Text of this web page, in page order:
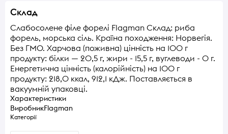
Склад
Слабосолене філе форелі Flagman Склад: риба
форель, морська сіль. Країна походження: Норвегія.
Без ГМО. Харчова (поживна) цінність на 100 г
продукту: білки — 20,5 г, жири - 15,5 г, вуглеводи - 0 г.
Енергетична цінність (калорійність) на 100 г
продукту: 218,0 ккал, 912,1 кДж. Поставляється в
вакуумній упаковці.
Характеристики
ВиробникFlagman
Категорії